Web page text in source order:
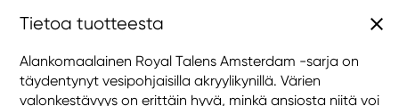
Tietoa tuotteesta
Alankomaalainen Royal Talens Amsterdam -sarja on
täydentynyt vesipohjaisilla akryylikynillä. Värien
valonkestävyys on erittäin hyvä, minkä ansiosta niitä voi